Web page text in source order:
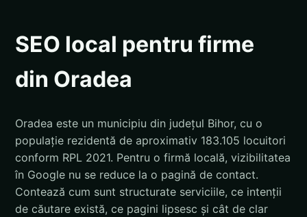
SEO local pentru firme
din Oradea
Oradea este un municipiu din județul Bihor, cu o
populație rezidentă de aproximativ 183.105 locuitori
conform RPL 2021. Pentru o firmă locală, vizibilitatea
în Google nu se reduce la o pagină de contact.
Contează cum sunt structurate serviciile, ce intenții
de căutare există, ce pagini lipsesc și cât de clar